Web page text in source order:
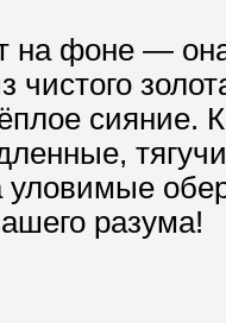
на фоне —
чистого
сияние.
уловимые
разума!